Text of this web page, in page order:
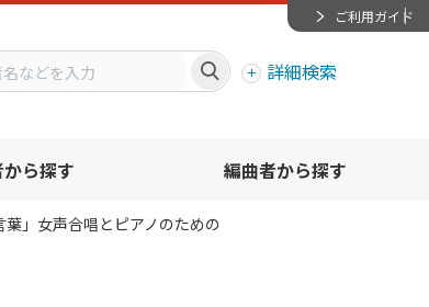
ご利用ガイド
詳細検索
ら探す 編曲者から探す
」女声合唱とピアノのための